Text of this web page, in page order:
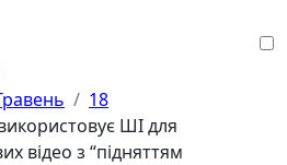
18
ШІ для
відео з “підняттям